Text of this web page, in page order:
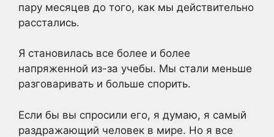
пару месяцев до того, как мы действительно
расстались.
Я становилась все более и более
напряженной из-за учебы. Мы стали меньше
разговаривать и больше спорить.
Если бы вы спросили его, я думаю, я самый
раздражающий человек в мире. Но я все